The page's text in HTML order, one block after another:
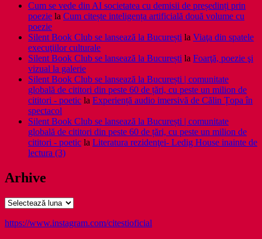
Cum se vede din AI societatea cu demisii de președinți prin
poezie la Cum citește inteligența artificială două volume cu
poezie
Silent Book Club se lansează la București la Viaţa din spatele
execuţiilor culturale
Silent Book Club se lansează la București la Foarţă, poezie şi
vizual la galerie
Silent Book Club se lansează la București | comunitate
globală de cititori din peste 60 de țări, cu peste un milion de
cititori - poetic la Experiență audio imersivă de Călin Țopa în
spectacol
Silent Book Club se lansează la București | comunitate
globală de cititori din peste 60 de țări, cu peste un milion de
cititori - poetic la Literatura rezidenţei- Ledig House inainte de
lectura (3)
Arhive
Arhive
https://www.instagram.com/citestioficial